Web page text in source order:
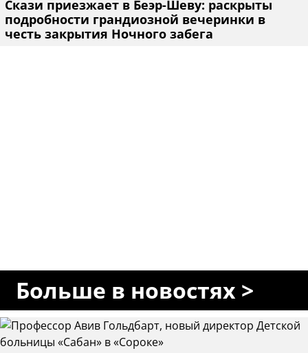
Скази приезжает в Беэр-Шеву: раскрыты
подробности грандиозной вечеринки в
честь закрытия Ночного забега
Больше в новостях >